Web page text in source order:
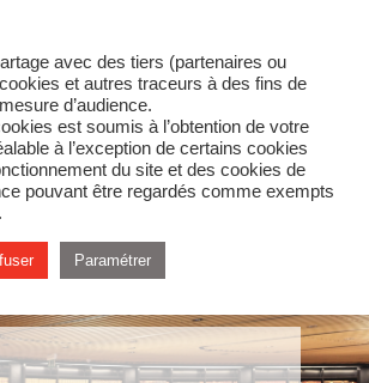
avec des tiers (partenaires ou
et autres traceurs à des fins de
d’audience.
est soumis à l’obtention de votre
à l’exception de certains cookies
du site et des cookies de
pouvant être regardés comme exempts
Paramétrer